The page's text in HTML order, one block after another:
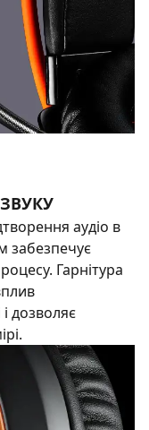
аудіо в
забезпечує
Гарнітура
дозволяє